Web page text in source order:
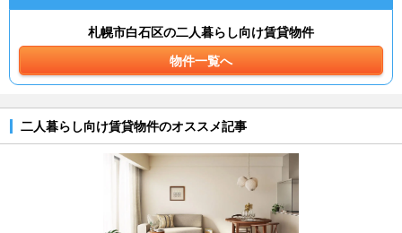
札幌市白石区の二人暮らし向け賃貸物件
物件一覧へ
二人暮らし向け賃貸物件のオススメ記事